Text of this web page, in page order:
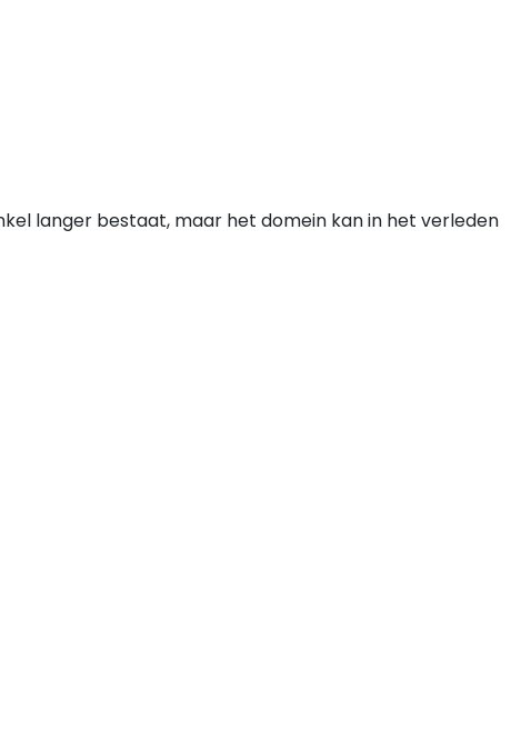
langer bestaat, maar het domein kan in het verleden